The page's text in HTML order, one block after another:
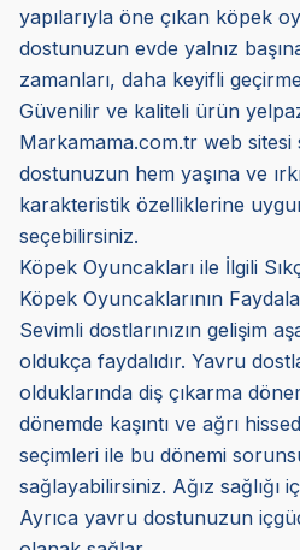
yapılarıyla öne çıkan köpek
dostunuzun evde yalnız
zamanları, daha keyifli
Güvenilir ve kaliteli ürün
Markamama.com.tr web sitesi
dostunuzun hem yaşına ve
karakteristik özelliklerine
seçebilirsiniz.
Köpek Oyuncakları ile İlgili
Köpek Oyuncaklarının
Sevimli dostlarınızın gelişim
oldukça faydalıdır. Yavru
olduklarında diş çıkarma
dönemde kaşıntı ve ağrı
seçimleri ile bu dönemi
sağlayabilirsiniz. Ağız sağlığı
Ayrıca yavru dostunuzun